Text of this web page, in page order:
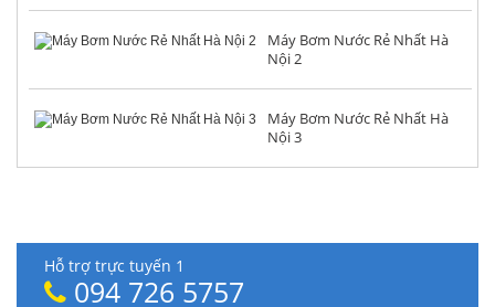
Máy Bơm Nước Rẻ Nhất Hà
Nội 2
Máy Bơm Nước Rẻ Nhất Hà
Nội 3
Hỗ trợ trực tuyến 1
094 726 5757